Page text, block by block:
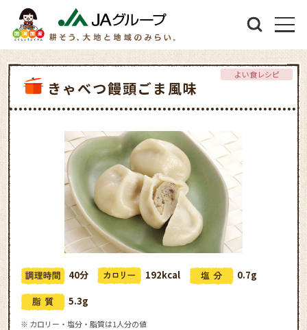
きゃべつ饅頭ごま風味
よい食レシピ
40分 192kcal
0.7g
5.3g
※ カロリー・塩分・脂質は1人分の値